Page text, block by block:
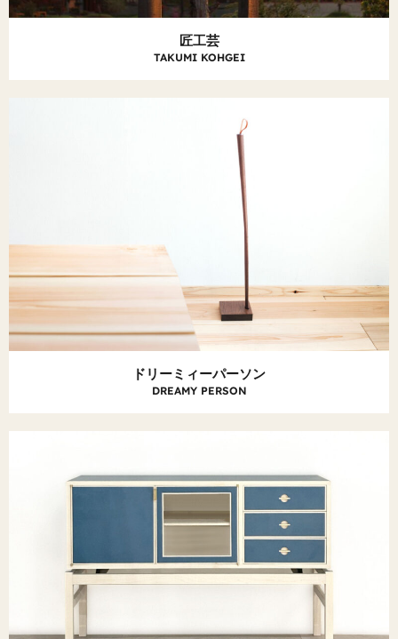
匠工芸
TAKUMI KOHGEI
ドリーミィーパーソン
DREAMY PERSON